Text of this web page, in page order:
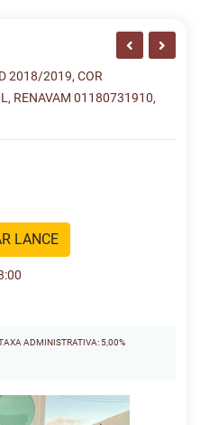
2018/2019, COR
RENAVAM 01180731910,
LANCE
ADMINISTRATIVA: 5,00%